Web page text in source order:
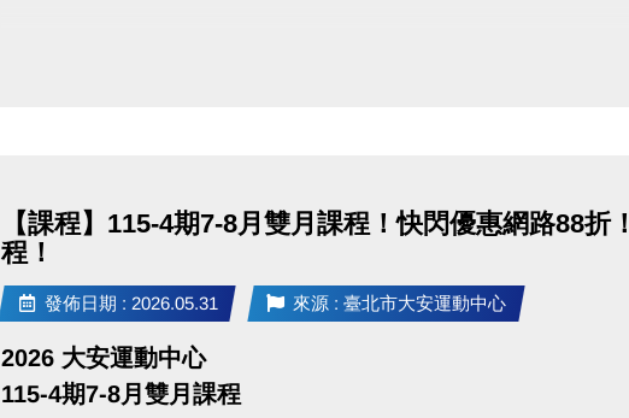
▪︎網路報名請點我(開啟新視窗)
▪︎ 大安APP 長佳Sports+ APP傳送門⬇
APPLE 傳送門點我(另開新視窗)
●網路報名須要註冊小朋友的帳號，才可以報名喔！
【課程】115-4期7-8月雙月課程！快閃優惠網路88
程！
發佈日期 : 2026.05.31 來源 : 臺北市大安運動中心
2026 大安運動中心
115-4期7-8月雙月課程